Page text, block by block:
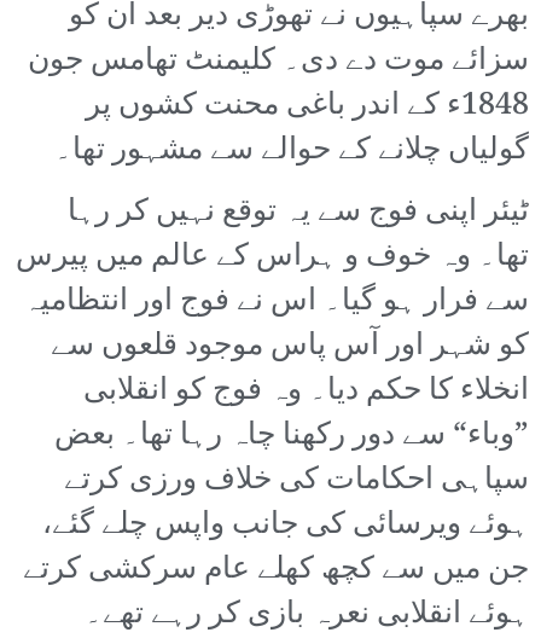
بھرے سپاہیوں نے تھوڑی دیر بعد ان کو
سزائے موت دے دی۔ کلیمنٹ تھامس جون
1848ء کے اندر باغی محنت کشوں پر
گولیاں چلانے کے حوالے سے مشہور تھا۔
ٹیئر اپنی فوج سے یہ توقع نہیں کر رہا
تھا۔ وہ خوف و ہراس کے عالم میں پیرس
سے فرار ہو گیا۔ اس نے فوج اور انتظامیہ
کو شہر اور آس پاس موجود قلعوں سے
انخلاء کا حکم دیا۔ وہ فوج کو انقلابی
”وباء“ سے دور رکھنا چاہ رہا تھا۔ بعض
سپاہی احکامات کی خلاف ورزی کرتے
ہوئے ویرسائی کی جانب واپس چلے گئے،
جن میں سے کچھ کھلے عام سرکشی کرتے
ہوئے انقلابی نعرہ بازی کر رہے تھے۔